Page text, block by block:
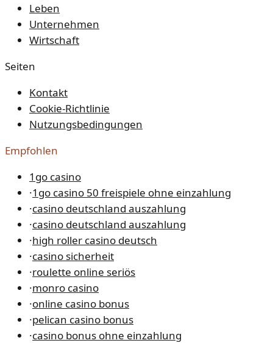
Leben
Unternehmen
Wirtschaft
Seiten
Kontakt
Cookie-Richtlinie
Nutzungsbedingungen
Empfohlen
1go casino
·1go casino 50 freispiele ohne einzahlung
·casino deutschland auszahlung
·casino deutschland auszahlung
·high roller casino deutsch
·casino sicherheit
·roulette online seriös
·monro casino
·online casino bonus
·pelican casino bonus
·casino bonus ohne einzahlung